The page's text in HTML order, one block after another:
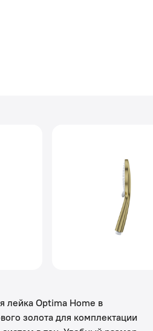
лейка Optima Home в
золота для комплектации